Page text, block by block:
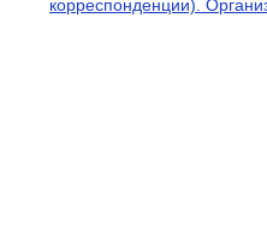
корреспонденции).